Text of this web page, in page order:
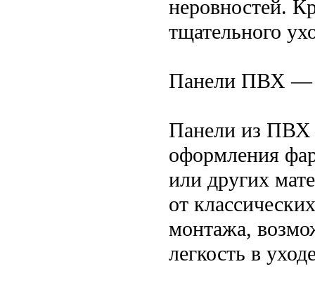
неровностей.
тщательного
Панели ПВХ —
Панели из ПВХ
оформления
или других
от
монтажа,
легкость в